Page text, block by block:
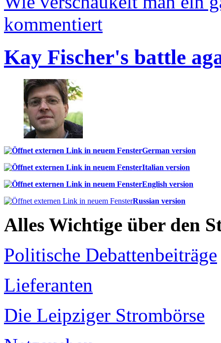
kommentiert
Kay Fischer's battle
German version
Italian version
English version
Russian version
Alles Wichtige über den
Politische Debattenbeiträge
Lieferanten
Die Leipziger Strombörse